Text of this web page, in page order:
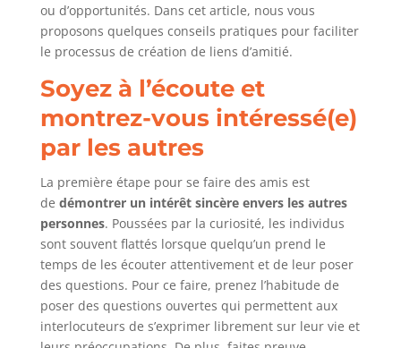
ou d’opportunités. Dans cet article, nous vous
proposons quelques conseils pratiques pour faciliter
le processus de création de liens d’amitié.
Soyez à l’écoute et
montrez-vous intéressé(e)
par les autres
La première étape pour se faire des amis est
de démontrer un intérêt sincère envers les autres
personnes. Poussées par la curiosité, les individus
sont souvent flattés lorsque quelqu’un prend le
temps de les écouter attentivement et de leur poser
des questions. Pour ce faire, prenez l’habitude de
poser des questions ouvertes qui permettent aux
interlocuteurs de s’exprimer librement sur leur vie et